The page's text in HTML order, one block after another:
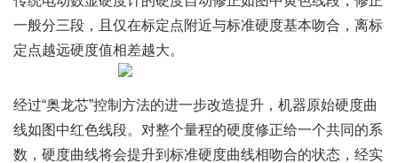
一般分三段，且仅在标定点附近与标准硬度基本吻合，离标
定点越远硬度值相差越大。
经过“奥龙芯”控制方法的进一步改造提升，机器原始硬度曲
线如图中红色线段。对整个量程的硬度修正给一个共同的系
数，硬度曲线将会提升到标准硬度曲线相吻合的状态，经实